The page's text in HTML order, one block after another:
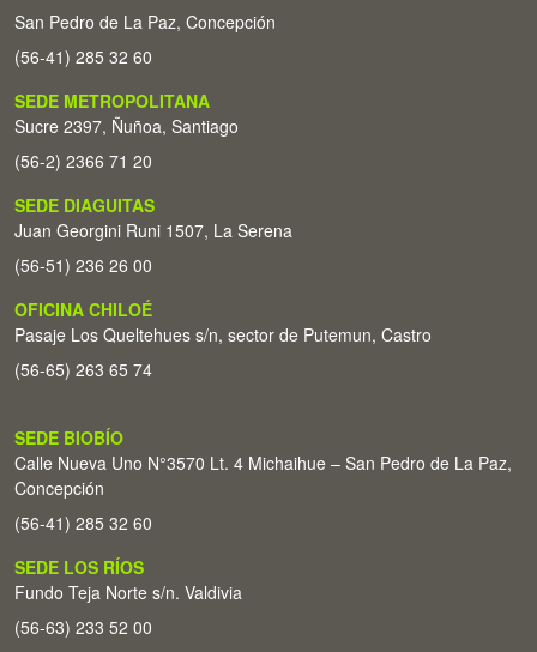
San Pedro de La Paz, Concepción
(56-41) 285 32 60
SEDE METROPOLITANA
Sucre 2397, Ñuñoa, Santiago
(56-2) 2366 71 20
SEDE DIAGUITAS
Juan Georgini Runi 1507, La Serena
(56-51) 236 26 00
OFICINA CHILOÉ
Pasaje Los Queltehues s/n, sector de Putemun, Castro
(56-65) 263 65 74
SEDE BIOBÍO
Calle Nueva Uno N°3570 Lt. 4 Michaihue – San Pedro de La Paz,
Concepción
(56-41) 285 32 60
SEDE LOS RÍOS
Fundo Teja Norte s/n. Valdivia
(56-63) 233 52 00